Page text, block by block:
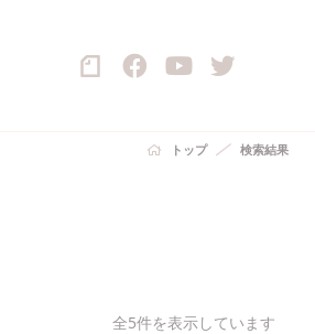
トップ 検索結果
全5件を表示しています